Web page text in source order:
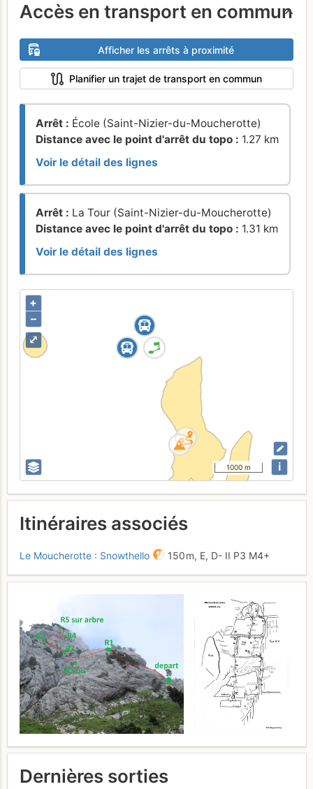
Accès en transport en commun
Afficher les arrêts à proximité
Planifier un trajet de transport en commun
Arrêt : École (Saint-Nizier-du-Moucherotte)
Distance avec le point d'arrêt du topo : 1.27 km
Voir le détail des lignes
Arrêt : La Tour (Saint-Nizier-du-Moucherotte)
Distance avec le point d'arrêt du topo : 1.31 km
Voir le détail des lignes
⤢
+
–
1000 m i
Itinéraires associés
Le Moucherotte : Snowthello 150 m, E, D- II P3 M4+
Dernières sorties